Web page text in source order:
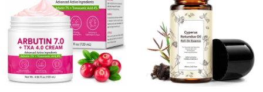
Scrub / Balsam de buze
Netestate pe Animale